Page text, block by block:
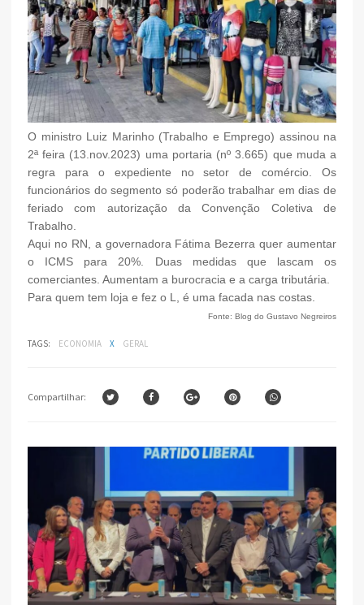
O ministro Luiz Marinho (Trabalho e Emprego) assinou na
2ª feira (13.nov.2023) uma portaria (nº 3.665) que muda a
regra para o expediente no setor de comércio. Os
funcionários do segmento só poderão trabalhar em dias de
feriado com autorização da Convenção Coletiva de
Trabalho.
Aqui no RN, a governadora Fátima Bezerra quer aumentar
o ICMS para 20%. Duas medidas que lascam os
comerciantes. Aumentam a burocracia e a carga tributária.
Para quem tem loja e fez o L, é uma facada nas costas.
Fonte: Blog do Gustavo Negreiros
TAGS: ECONOMIA X GERAL
Compartilhar: